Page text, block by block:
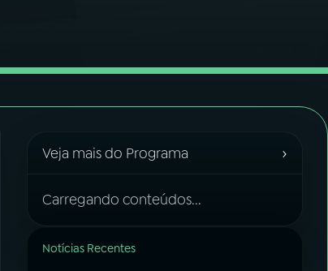
Veja mais do Programa ›
Carregando conteúdos...
Notícias Recentes